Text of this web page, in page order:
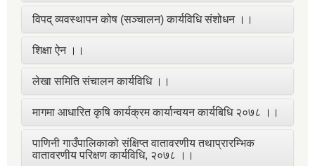
विपद् व्यवस्थापन कोष (सञ्चालन) कार्यविधि संशोधन ।।
शिक्षा ऐन ।।
लेखा समिति संचालन कार्यविधि ।।
मागमा आधारित कृषि कार्यक्रम कार्यान्वयन कार्यबिधि २०७८ ।।
पाणिनी गाउँपालिकाको संक्षिप्त वातावरणीय तथाप्रारम्भिक
वातावरणीय परिक्षण कार्यविधि, २०७८ ।।